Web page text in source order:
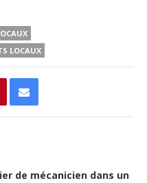
LOCAUX
de mécanicien dans un